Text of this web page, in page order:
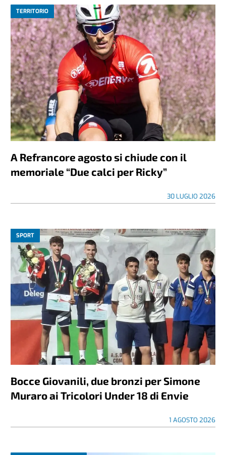
TERRITORIO
A Refrancore agosto si chiude con il
memoriale “Due calci per Ricky”
30 LUGLIO 2026
SPORT
Bocce Giovanili, due bronzi per Simone
Muraro ai Tricolori Under 18 di Envie
1 AGOSTO 2026